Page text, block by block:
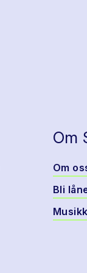
Om
Om
Bli